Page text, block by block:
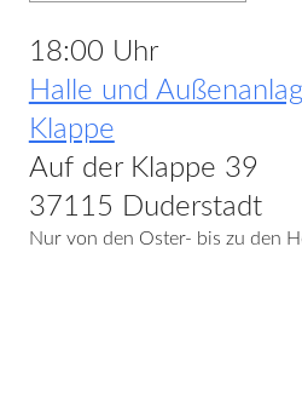
18:00 Uhr
Halle und
Klappe
Auf der Klappe 39
37115 Duderstadt
Nur von den Oster- bis zu den